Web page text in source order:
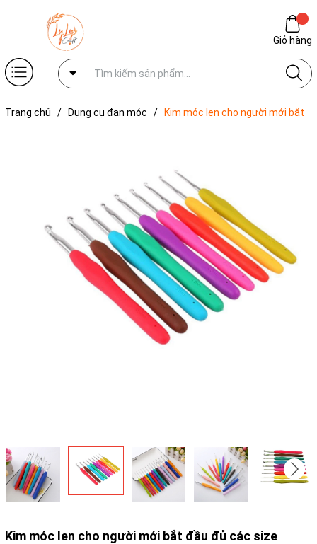
Giỏ hàng
Trang chủ / Dụng cụ đan móc /
Kim móc len cho người mới bắt
Kim móc len cho người mới bắt đầu đủ các size